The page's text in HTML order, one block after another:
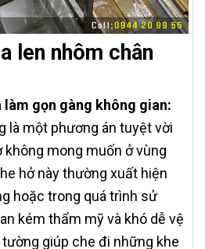
len nhôm chân
làm gọn gàng không gian:
là một phương án tuyệt vời
mong muốn ở vùng
hở này thường xuất hiện
hoặc trong quá trình sử
kém thẩm mỹ và khó dễ vệ
giúp che đi những khe